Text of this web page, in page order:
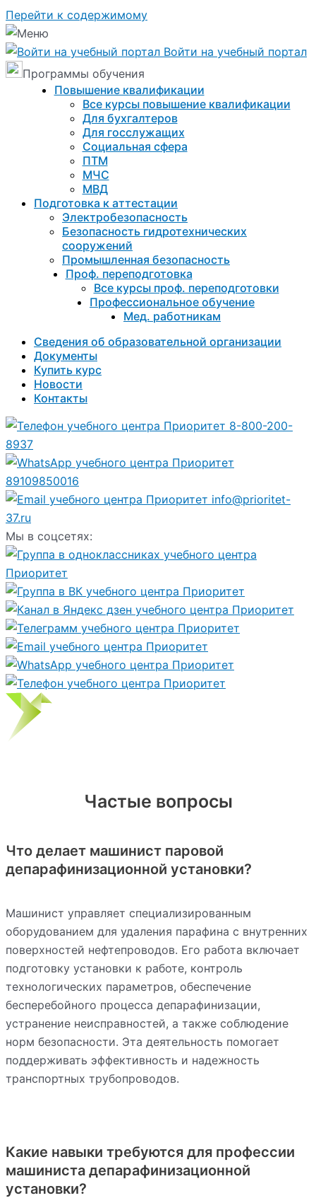
Перейти к содержимому
Войти на учебный портал
Программы обучения
Повышение квалификации
Все курсы повышение квалификации
Для бухгалтеров
Для госслужащих
Социальная сфера
ПТМ
МЧС
МВД
Подготовка к aттестации
Электробезопасность
Безопасность гидротехнических
сооружений
Промышленная безопасность
Проф. переподготовка
Все курсы проф. переподготовки
Профессиональное обучение
Мед. работникам
Сведения об образовательной организации
Документы
Купить курс
Новости
Контакты
8-800-200-
8937
89109850016
info@prioritet-
37.ru
Мы в соцсетях:
Частые вопросы
Что делает машинист паровой
депарафинизационной установки?
Машинист управляет специализированным
оборудованием для удаления парафина с внутренних
поверхностей нефтепроводов. Его работа включает
подготовку установки к работе, контроль
технологических параметров, обеспечение
бесперебойного процесса депарафинизации,
устранение неисправностей, а также соблюдение
норм безопасности. Эта деятельность помогает
поддерживать эффективность и надежность
транспортных трубопроводов.
Какие навыки требуются для профессии
машиниста депарафинизационной
установки?